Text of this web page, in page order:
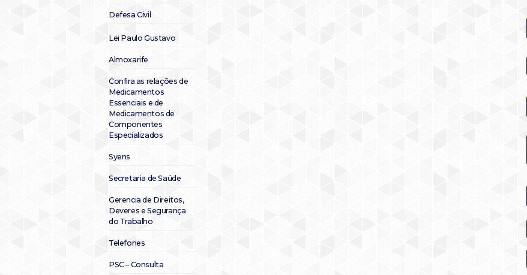
Defesa Civil
Lei Paulo Gustavo
Almoxarife
Confira as relações de
Medicamentos
Essenciais e de
Medicamentos de
Componentes
Especializados
Syens
Secretaria de Saúde
Gerencia de Direitos,
Deveres e Segurança
do Trabalho
Telefones
PSC – Consulta